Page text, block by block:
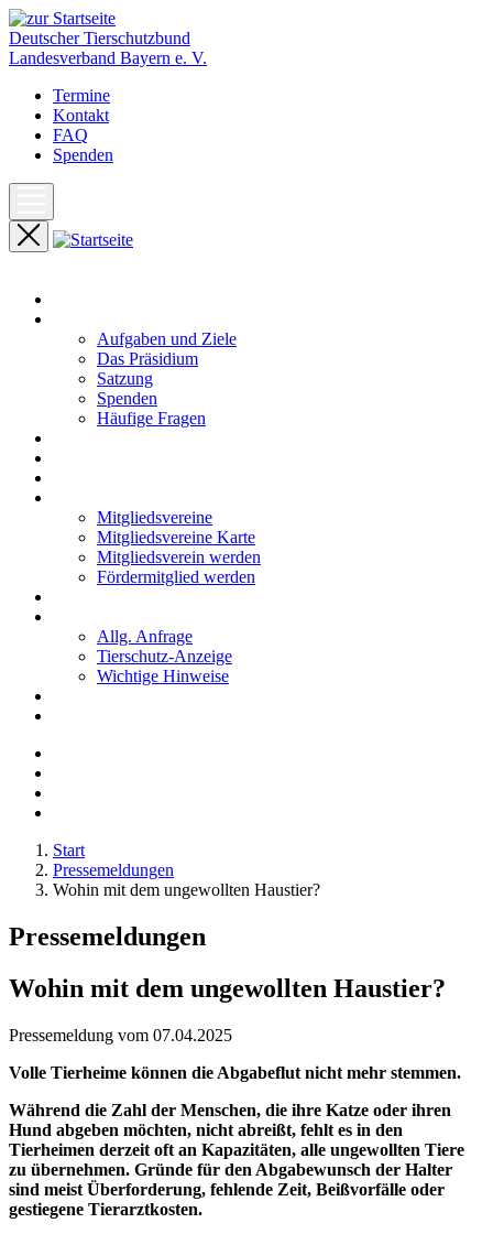
Deutscher Tierschutzbund
Landesverband Bayern e. V.
Termine
Kontakt
FAQ
Spenden
Aufgaben und Ziele
Das Präsidium
Satzung
Spenden
Häufige Fragen
Mitgliedsvereine
Mitgliedsvereine Karte
Mitgliedsverein werden
Fördermitglied werden
Allg. Anfrage
Tierschutz-Anzeige
Wichtige Hinweise
Start
Pressemeldungen
Wohin mit dem ungewollten Haustier?
Pressemeldungen
Wohin mit dem ungewollten Haustier?
Pressemeldung vom 07.04.2025
Volle Tierheime können die Abgabeflut nicht mehr stemmen.
Während die Zahl der Menschen, die ihre Katze oder ihren
Hund abgeben möchten, nicht abreißt, fehlt es in den
Tierheimen derzeit oft an Kapazitäten, alle ungewollten Tiere
zu übernehmen. Gründe für den Abgabewunsch der Halter
sind meist Überforderung, fehlende Zeit, Beißvorfälle oder
gestiegene Tierarztkosten.